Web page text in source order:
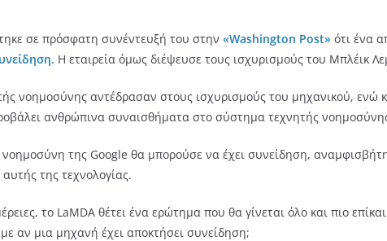
σε πρόσφατη συνέντευξή του στην «Washington Post» ότι ένα
Η εταιρεία όμως διέψευσε τους ισχυρισμούς του Μπλέικ
νοημοσύνης αντέδρασαν στους ισχυρισμούς του μηχανικού, ενώ
ανθρώπινα συναισθήματα στο σύστημα τεχνητής
της Google θα μπορούσε να έχει συνείδηση,
της τεχνολογίας.
το LaMDA θέτει ένα ερώτημα που θα γίνεται όλο και πιο
αν μια μηχανή έχει αποκτήσει συνείδηση;